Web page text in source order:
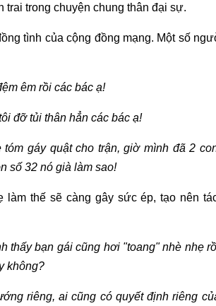
trai trong chuyện chung thân đại sự.
tình của cộng đồng mạng. Một số
êm rồi các bác ạ!
đỡ tủi thân hẳn các bác ạ!
gáy quật cho trận, giờ mình đã 2
số 32 nó già làm sao!
thế sẽ càng gây sức ép, tạo nên
thấy bạn gái cũng hơi "toang" nhè nhẹ
không?
riêng, ai cũng có quyết định riêng